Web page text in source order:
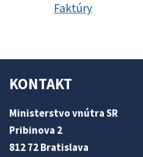
Faktúry
KONTAKT
Ministerstvo vnútra SR
Pribinova 2
812 72 Bratislava